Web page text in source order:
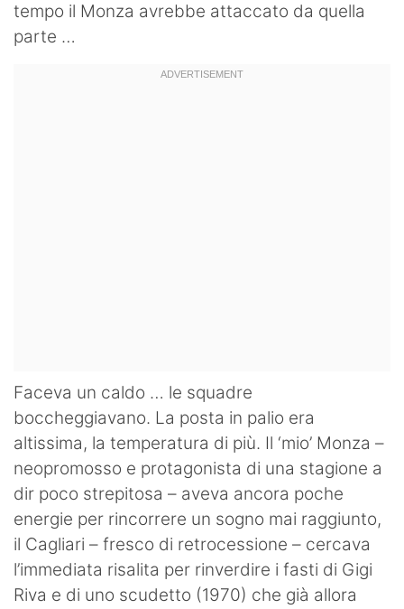
tempo il Monza avrebbe attaccato da quella
parte …
Faceva un caldo … le squadre
boccheggiavano. La posta in palio era
altissima, la temperatura di più. Il ‘mio’ Monza –
neopromosso e protagonista di una stagione a
dir poco strepitosa – aveva ancora poche
energie per rincorrere un sogno mai raggiunto,
il Cagliari – fresco di retrocessione – cercava
l’immediata risalita per rinverdire i fasti di Gigi
Riva e di uno scudetto (1970) che già allora